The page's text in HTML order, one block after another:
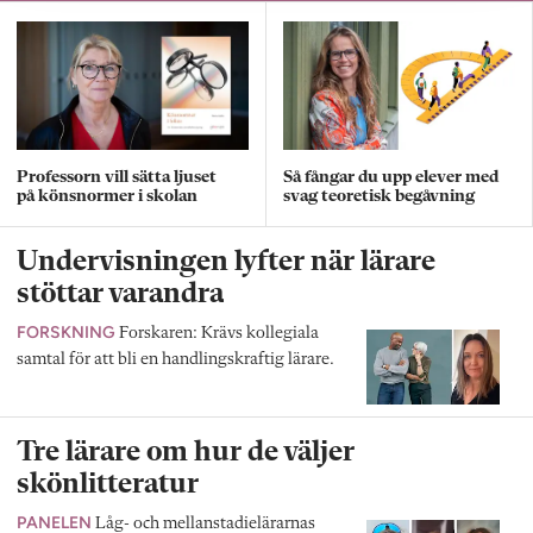
Professorn vill sätta ljuset
på könsnormer i skolan
Så fångar du upp elever med
svag teoretisk begåvning
Undervisningen lyfter när lärare
stöttar varandra
FORSKNING Forskaren: Krävs kollegiala
samtal för att bli en handlingskraftig lärare.
Tre lärare om hur de väljer
skönlitteratur
PANELEN Låg- och mellanstadielärarnas